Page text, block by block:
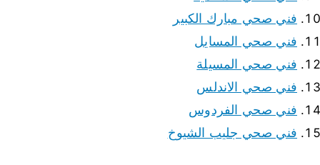
فني صحي مبارك الكبير
فني صحي المسايل
فني صحي المسيلة
فني صحي الاندلس
فني صحي الفردوس
فني صحي جليب الشيوخ